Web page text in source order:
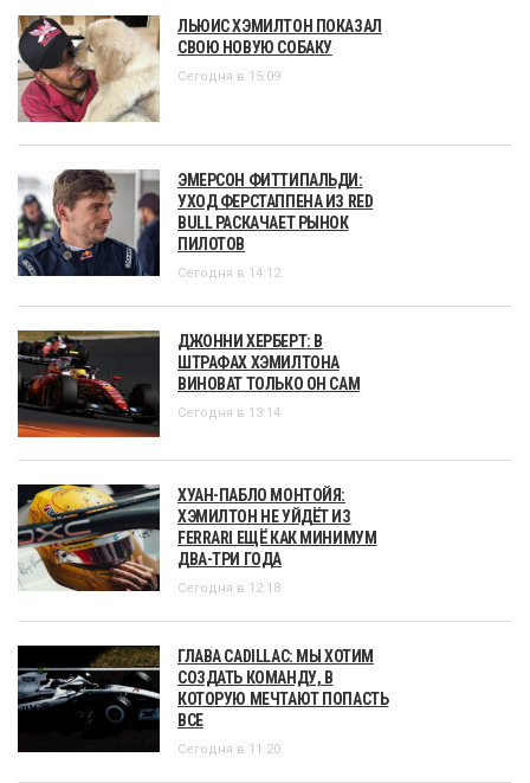
ЛЬЮИС ХЭМИЛТОН ПОКАЗАЛ
СВОЮ НОВУЮ СОБАКУ
Сегодня в 15:09
ЭМЕРСОН ФИТТИПАЛЬДИ:
УХОД ФЕРСТАППЕНА ИЗ RED
BULL РАСКАЧАЕТ РЫНОК
ПИЛОТОВ
Сегодня в 14:12
ДЖОННИ ХЕРБЕРТ: В
ШТРАФАХ ХЭМИЛТОНА
ВИНОВАТ ТОЛЬКО ОН САМ
Сегодня в 13:14
ХУАН-ПАБЛО МОНТОЙЯ:
ХЭМИЛТОН НЕ УЙДЁТ ИЗ
FERRARI ЕЩЁ КАК МИНИМУМ
ДВА-ТРИ ГОДА
Сегодня в 12:18
ГЛАВА CADILLAC: МЫ ХОТИМ
СОЗДАТЬ КОМАНДУ, В
КОТОРУЮ МЕЧТАЮТ ПОПАСТЬ
ВСЕ
Сегодня в 11:20